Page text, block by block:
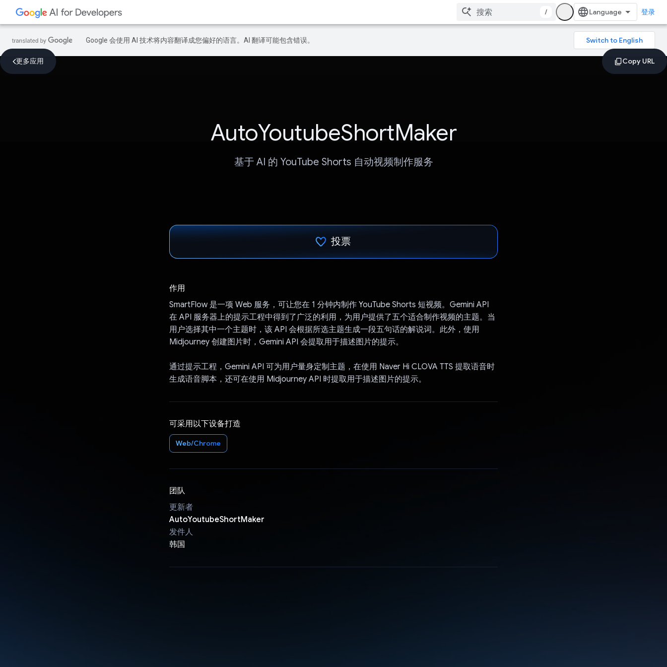
/ 登录
Google 会使用 AI 技术将内容翻译成您偏好的语言。AI 翻译可能包含错误。
更多应用
AutoYoutubeShortMaker
基于 AI 的 YouTube Shorts 自动视频制作服务
投票
作用
SmartFlow 是一项 Web 服务，可让您在 1 分钟内制作 YouTube Shorts 短视频。Gemini API
在 API 服务器上的提示工程中得到了广泛的利用，为用户提供了五个适合制作视频的主题。当
用户选择其中一个主题时，该 API 会根据所选主题生成一段五句话的解说词。此外，使用
Midjourney 创建图片时，Gemini API 会提取用于描述图片的提示。
通过提示工程，Gemini API 可为用户量身定制主题，在使用 Naver Hi CLOVA TTS 提取语音时
生成语音脚本，还可在使用 Midjourney API 时提取用于描述图片的提示。
可采用以下设备打造
Web/Chrome
团队
更新者
AutoYoutubeShortMaker
发件人
韩国